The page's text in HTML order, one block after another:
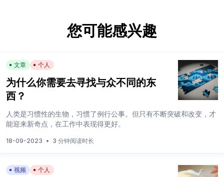
您可能感兴趣
文章 个人
为什么你需要去寻找与众不同的东
西？
人类是习惯性的生物，习惯了例行公事。但只有不断突破和改变，才
能迎来新奇点，在工作中表现得更好。
18-09-2023 • 3 分钟阅读时长
视频 个人